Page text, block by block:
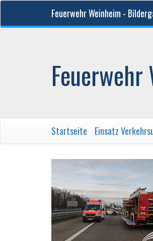
Feuerwehr Weinheim -
Startseite Einsatz